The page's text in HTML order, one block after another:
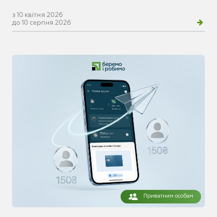
з 10 квітня 2026
до 10 серпня 2026
Приватним особам